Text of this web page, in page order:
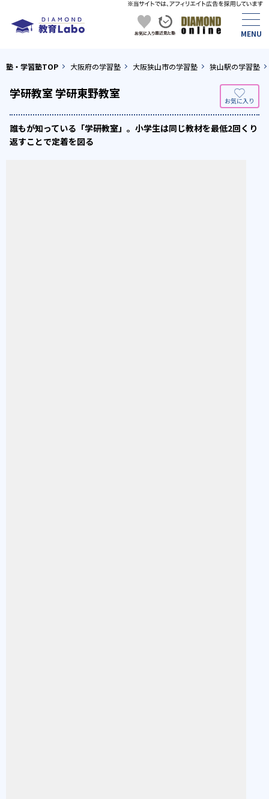
塾・学習塾TOP 大阪府の学習塾 大阪狭山市の学習塾 狭山駅の学習塾
学研教室 学研東野教室
誰もが知っている「学研教室」。小学生は同じ教材を最低2回くり
返すことで定着を図る